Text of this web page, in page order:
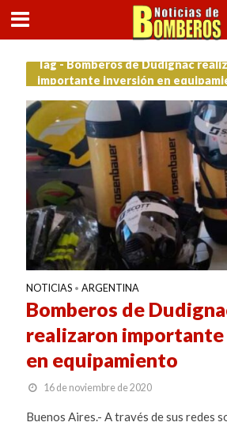
Tag - Bomberos de Dudignac
importante inversión en
NOTICIAS • ARGENTINA
Bomberos de
realizaron
en equipamiento
16 de noviembre de 2020
Buenos Aires.- A través de sus redes